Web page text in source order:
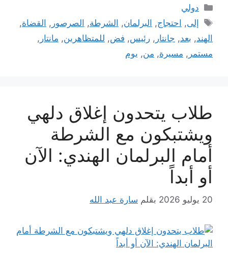
التصنيفات
دولي
الوسوم
إلى, احتجاج, البرلمان, الشرطة, الصرصور , القضاة,
الهند, بعد, جانتار , رئيس, فض, للمتظاهرين, مانتار ,
مستمر , مسيرة, من, يوم
طلاب يتحدون إغلاق دلهي
ويشتبكون مع الشرطة
أمام البرلمان الهندي: الآن
أو أبداً
20 يوليو 2026 بقلم سارة عبد الله